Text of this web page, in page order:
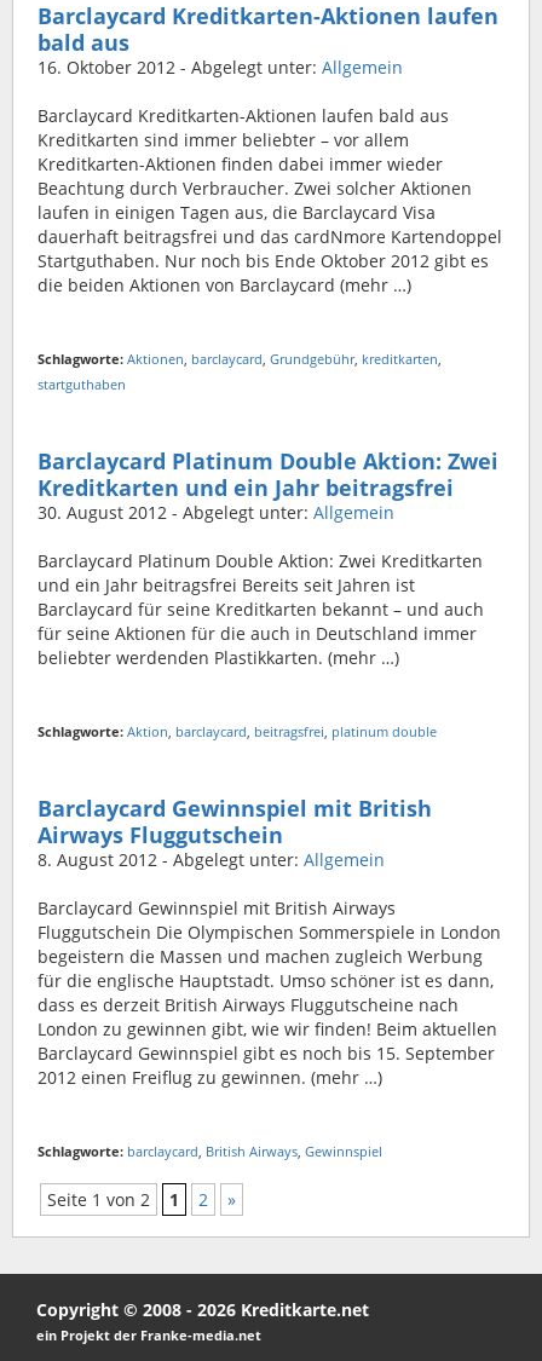
Barclaycard Kreditkarten-Aktionen laufen
bald aus
16. Oktober 2012 - Abgelegt unter: Allgemein
Barclaycard Kreditkarten-Aktionen laufen bald aus
Kreditkarten sind immer beliebter – vor allem
Kreditkarten-Aktionen finden dabei immer wieder
Beachtung durch Verbraucher. Zwei solcher Aktionen
laufen in einigen Tagen aus, die Barclaycard Visa
dauerhaft beitragsfrei und das cardNmore Kartendoppel
Startguthaben. Nur noch bis Ende Oktober 2012 gibt es
die beiden Aktionen von Barclaycard (mehr …)
Schlagworte: Aktionen, barclaycard, Grundgebühr, kreditkarten,
startguthaben
Barclaycard Platinum Double Aktion: Zwei
Kreditkarten und ein Jahr beitragsfrei
30. August 2012 - Abgelegt unter: Allgemein
Barclaycard Platinum Double Aktion: Zwei Kreditkarten
und ein Jahr beitragsfrei Bereits seit Jahren ist
Barclaycard für seine Kreditkarten bekannt – und auch
für seine Aktionen für die auch in Deutschland immer
beliebter werdenden Plastikkarten. (mehr …)
Schlagworte: Aktion, barclaycard, beitragsfrei, platinum double
Barclaycard Gewinnspiel mit British
Airways Fluggutschein
8. August 2012 - Abgelegt unter: Allgemein
Barclaycard Gewinnspiel mit British Airways
Fluggutschein Die Olympischen Sommerspiele in London
begeistern die Massen und machen zugleich Werbung
für die englische Hauptstadt. Umso schöner ist es dann,
dass es derzeit British Airways Fluggutscheine nach
London zu gewinnen gibt, wie wir finden! Beim aktuellen
Barclaycard Gewinnspiel gibt es noch bis 15. September
2012 einen Freiflug zu gewinnen. (mehr …)
Schlagworte: barclaycard, British Airways, Gewinnspiel
Seite 1 von 2 1 2 »
Copyright © 2008 - 2026 Kreditkarte.net
ein Projekt der Franke-media.net